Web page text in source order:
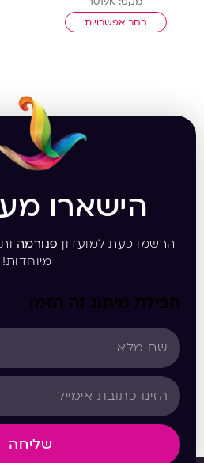
בחר אפשרויות
הישארו
הרשמו כעת למועדון פנורמה
מיוחדות!
חבילת מיתוג זה הזמן
שליחה